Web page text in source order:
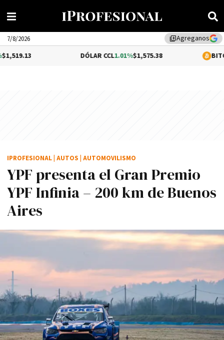
library_addAgreganos
7/8/2026
DÓLAR CCL1.01%$1,575.38 BITCOIN0.48%
YPF presenta el Gran Premio
YPF Infinia – 200 km de Buenos
Aires
IPROFESIONAL AUTOS AUTOMOVILISMO